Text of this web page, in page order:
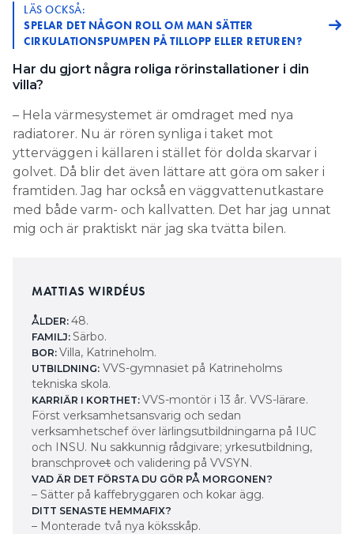
LÄS OCKSÅ:
SPELAR DET NÅGON ROLL OM MAN SÄTTER
CIRKULATIONSPUMPEN PÅ TILLOPP ELLER RETUREN?
Har du gjort några roliga rörinstallationer i din
villa?
– Hela värmesystemet är omdraget med nya
radiatorer. Nu är rören synliga i taket mot
ytterväggen i källaren i stället för dolda skarvar i
golvet. Då blir det även lättare att göra om saker i
framtiden. Jag har också en väggvattenutkastare
med både varm- och kallvatten. Det har jag unnat
mig och är praktiskt när jag ska tvätta bilen.
MATTIAS WIRDÉUS
ÅLDER: 48.
FAMILJ: Särbo.
BOR: Villa, Katrineholm.
UTBILDNING: VVS-gymnasiet på Katrineholms
tekniska skola.
KARRIÄR I KORTHET: VVS-montör i 13 år. VVS-lärare.
Först verksamhetsansvarig och sedan
verksamhetschef över lärlingsutbildningarna på IUC
och INSU. Nu sakkunnig rådgivare; yrkesutbildning,
branschprovet och validering på VVSYN.
VAD ÄR DET FÖRSTA DU GÖR PÅ MORGONEN?
– Sätter på kaffebryggaren och kokar ägg.
DITT SENASTE HEMMAFIX?
– Monterade två nya köksskåp.